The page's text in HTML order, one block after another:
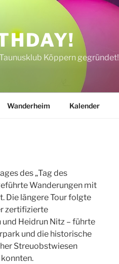
Köppern gegründet!
Wanderheim Kalender
des „Tag des
Wanderungen mit
Die längere Tour folgte
zertifizierte
Heidrun Nitz – führte
und die historische
Streuobstwiesen